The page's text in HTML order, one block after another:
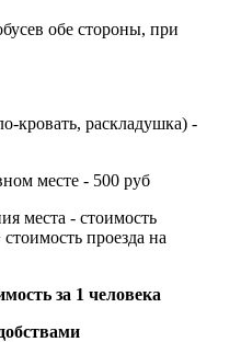
обе стороны, при
кровать, раскладушка) -
месте - 500 руб
места - стоимость
проезда на
за 1 человека